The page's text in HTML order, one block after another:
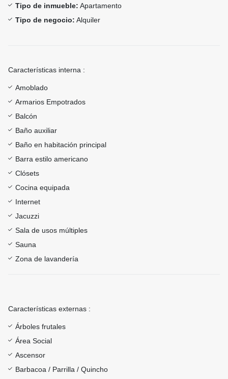
Tipo de inmueble: Apartamento
Tipo de negocio: Alquiler
Características interna :
Amoblado
Armarios Empotrados
Balcón
Baño auxiliar
Baño en habitación principal
Barra estilo americano
Clósets
Cocina equipada
Internet
Jacuzzi
Sala de usos múltiples
Sauna
Zona de lavandería
Características externas :
Árboles frutales
Área Social
Ascensor
Barbacoa / Parrilla / Quincho